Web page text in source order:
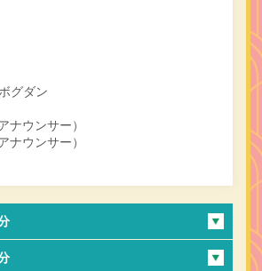
グダン
ナウンサー）
ナウンサー）